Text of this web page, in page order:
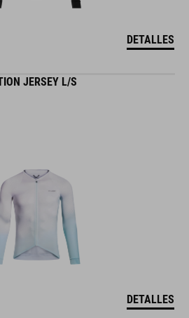
DETALLES
JERSEY L/S
DETALLES